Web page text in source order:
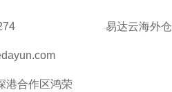
港合作区鸿荣
易达云海外仓